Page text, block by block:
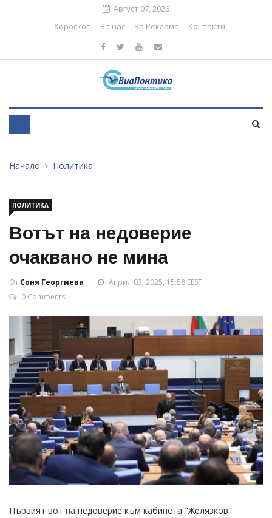
Август 07, 2026
Хороскоп
За нас За Реклама Контакти
Начало Политика
ПОЛИТИКА
Вотът на недоверие
очаквано не мина
От Соня Георгиева
Април 03, 2025, 15:58 EEST
0 Comments
Първият вот на недоверие към кабинета "Желязков"